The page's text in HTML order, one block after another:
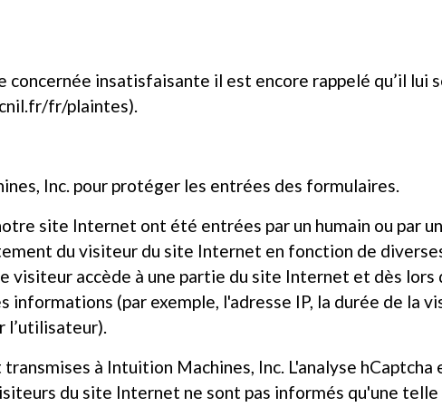
insatisfaisante il est encore rappelé qu’il lui
fr/plaintes).
Inc. pour protéger les entrées des formulaires.
site Internet ont été entrées par un humain ou par
du visiteur du site Internet en fonction de
accède à une partie du site Internet et dès lors
informations (par exemple, l'adresse IP, la durée de la
l’utilisateur).
à Intuition Machines, Inc. L'analyse hCaptcha
du site Internet ne sont pas informés qu'une telle